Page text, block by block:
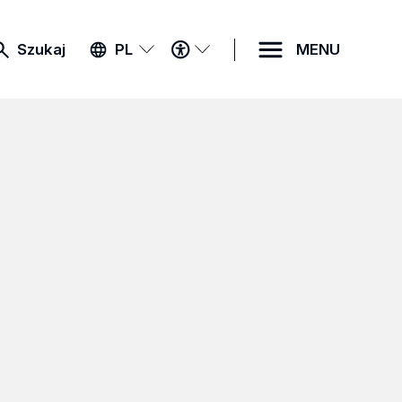
Szukaj PL
MENU
DOSTĘPNOŚCI
MENU